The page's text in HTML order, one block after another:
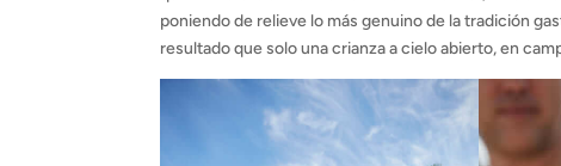
poniendo de relieve lo más genuino de la tradición
resultado que solo una crianza a cielo abierto, en